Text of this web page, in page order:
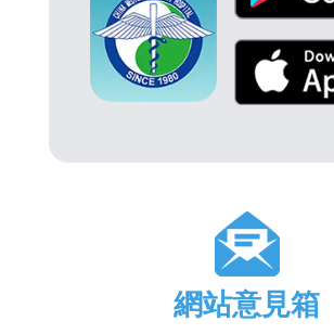
網站意見箱